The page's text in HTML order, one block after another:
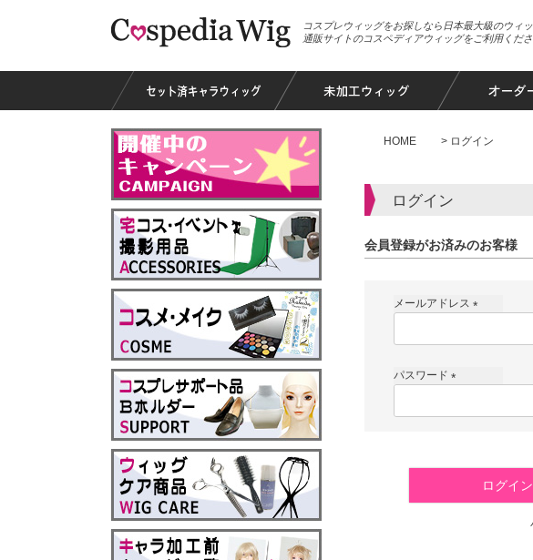
コスプレウィッグをお探しなら日本最大級のウィ
通販サイトのコスペディアウィッグをご利用くだ
HOME ログイン
ログイン
会員登録がお済みのお客様
メールアドレス
必
パスワード
必
ログイン